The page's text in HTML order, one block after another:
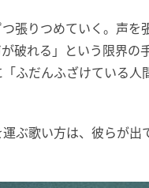
張りつめていく。声
破れる」という限界
ふだんふざけている
ぶ歌い方は、彼らが